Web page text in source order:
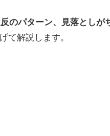
のパターン、見落としが
て解説します。